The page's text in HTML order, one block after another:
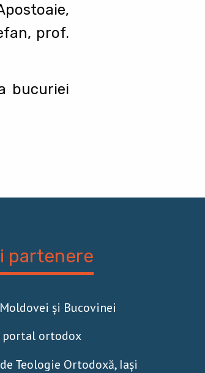
prof.
bucuriei
partenere
și Bucovinei
portal ortodox
Teologie Ortodoxă, Iaşi